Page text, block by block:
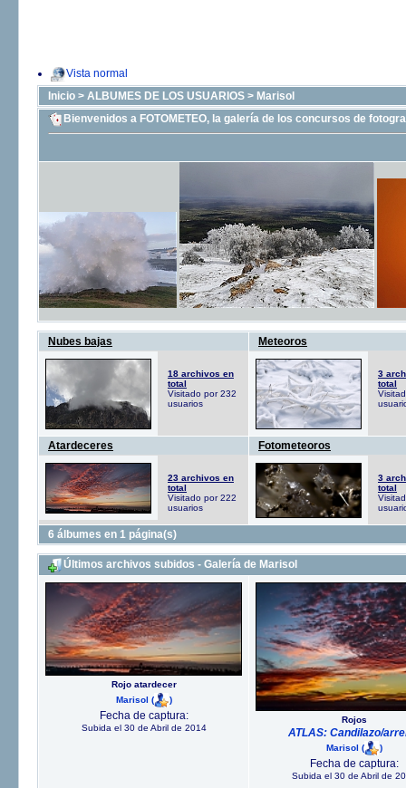
Vista normal
Inicio > ALBUMES DE LOS USUARIOS > Marisol
Bienvenidos a FOTOMETEO, la galería de los concursos de
Nubes bajas
18 archivos en
total
Visitado por 232
usuarios
Meteoros
3
total
Atardeceres
23 archivos en
total
Visitado por 222
usuarios
Fotometeoros
3
total
6 álbumes en 1 página(s)
Últimos archivos subidos - Galería de Marisol
Rojo atardecer
Marisol ( )
Fecha de captura:
Subida el 30 de Abril de 2014
Rojos
ATLAS: Candilazo/
Marisol ( )
Fecha de captura:
Subida el 30 de Abril de